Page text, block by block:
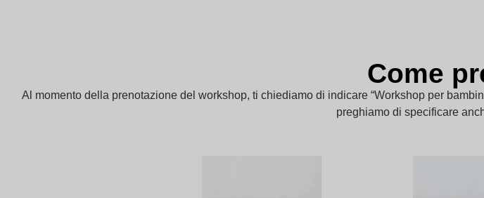
Come
Al momento della prenotazione del workshop, ti chiediamo di indicare “Workshop per
preghiamo di specificare